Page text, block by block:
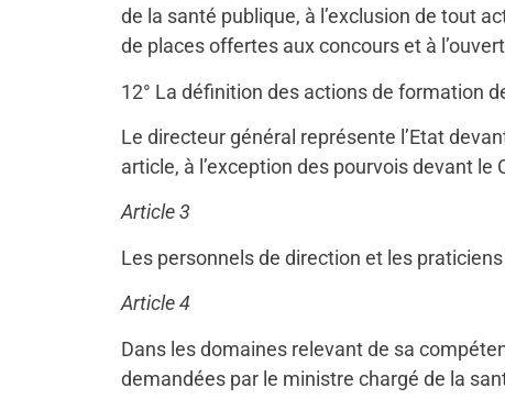
de la santé publique, à l’exclusion de tout
de places offertes aux concours et à
12° La définition des actions de formation
Le directeur général représente l’Etat
article, à l’exception des pourvois devant le
Article 3
Les personnels de direction et les
Article 4
Dans les domaines relevant de sa
demandées par le ministre chargé de la